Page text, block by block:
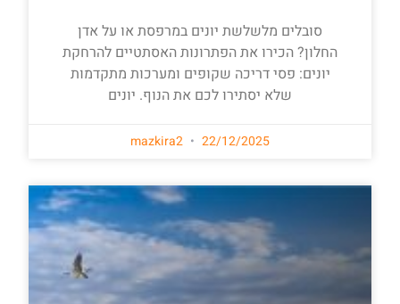
סובלים מלשלשת יונים במרפסת או על אדן
החלון? הכירו את הפתרונות האסתטיים להרחקת
יונים: פסי דריכה שקופים ומערכות מתקדמות
שלא יסתירו לכם את הנוף. יונים
mazkira2 22/12/2025